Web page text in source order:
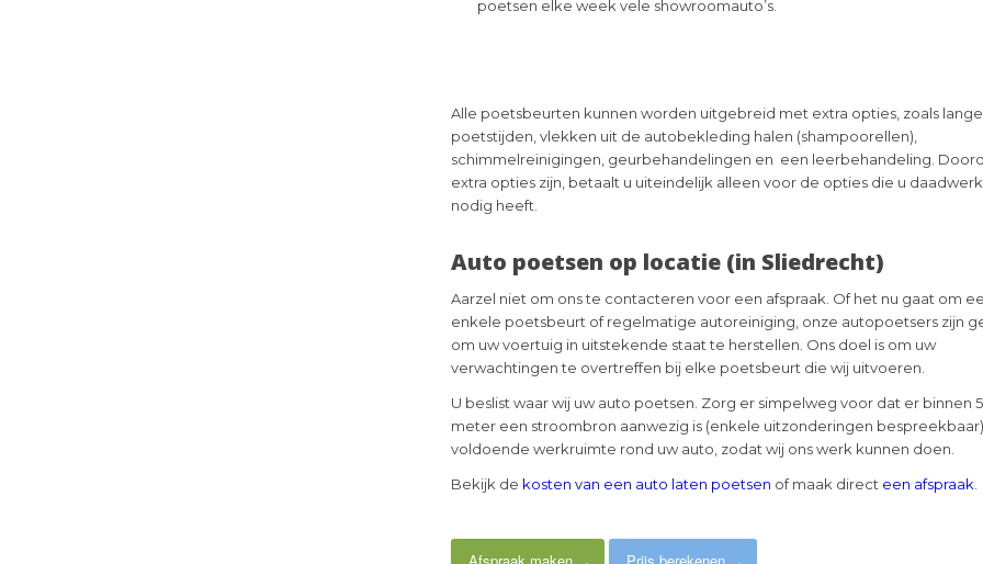
poetsen elke week vele showroomauto’s.
Alle poetsbeurten kunnen worden uitgebreid met extra opties, zoals
poetstijden, vlekken uit de autobekleding halen (shampoorellen),
schimmelreinigingen, geurbehandelingen en een leerbehandeling.
extra opties zijn, betaalt u uiteindelijk alleen voor de opties die u
nodig heeft.
Auto poetsen op locatie (in Sliedrecht)
Aarzel niet om ons te contacteren voor een afspraak. Of het nu gaat om
enkele poetsbeurt of regelmatige autoreiniging, onze autopoetsers zijn
om uw voertuig in uitstekende staat te herstellen. Ons doel is om uw
verwachtingen te overtreffen bij elke poetsbeurt die wij uitvoeren.
U beslist waar wij uw auto poetsen. Zorg er simpelweg voor dat er binnen
meter een stroombron aanwezig is (enkele uitzonderingen
voldoende werkruimte rond uw auto, zodat wij ons werk kunnen doen.
Bekijk de kosten van een auto laten poetsen of maak direct een afspraak
Afspraak maken Prijs berekenen